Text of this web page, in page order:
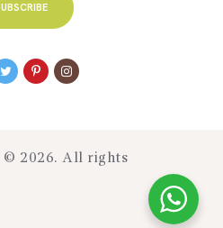
© 2026. All rights